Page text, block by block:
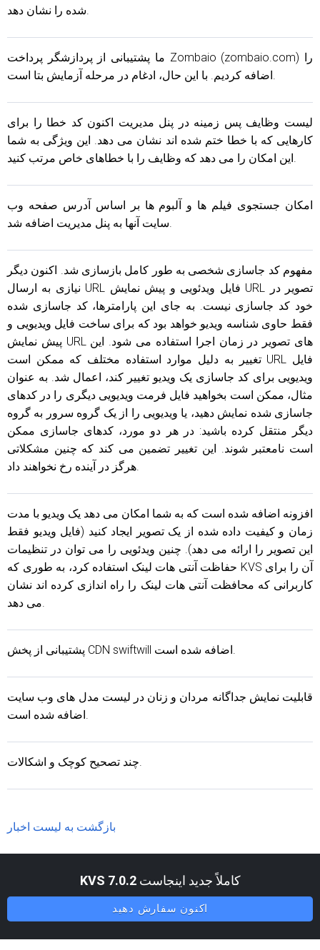
شده را نشان دهد.
ما پشتیبانی از پردازشگر پرداخت Zombaio (zombaio.com) را
اضافه کردیم. با این حال، ادغام در مرحله آزمایش بتا است.
لیست وظایف پس زمینه در پنل مدیریت اکنون کد خطا را برای
کارهایی که با خطا ختم شده اند نشان می دهد. این ویژگی به شما
این امکان را می دهد که وظایف را با خطاهای خاص مرتب کنید.
امکان جستجوی فیلم ها و آلبوم ها بر اساس آدرس صفحه وب
سایت آنها به پنل مدیریت اضافه شد.
مفهوم کد جاسازی شخصی به طور کامل بازسازی شد. اکنون دیگر
نیازی به ارسال URL فایل ویدئویی و پیش نمایش URL تصویر در
خود کد جاسازی نیست. به جای این پارامترها، کد جاسازی شده
فقط حاوی شناسه ویدیو خواهد بود که برای ساخت فایل ویدیویی و
پیش نمایش URL های تصویر در زمان اجرا استفاده می شود. این
تغییر به دلیل موارد استفاده مختلف که ممکن است URL فایل
ویدیویی برای کد جاسازی یک ویدیو تغییر کند، اعمال شد. به عنوان
مثال، ممکن است بخواهید فایل فرمت ویدیویی دیگری را در کدهای
جاسازی شده نمایش دهید، یا ویدیویی را از یک گروه سرور به گروه
دیگر منتقل کرده باشید: در هر دو مورد، کدهای جاسازی ممکن
است نامعتبر شوند. این تغییر تضمین می کند که چنین مشکلاتی
هرگز در آینده رخ نخواهند داد.
افزونه اضافه شده است که به شما امکان می دهد یک ویدیو با مدت
زمان و کیفیت داده شده از یک تصویر ایجاد کنید (فایل ویدیو فقط
این تصویر را ارائه می دهد). چنین ویدئویی را می توان در تنظیمات
حفاظت آنتی هات لینک استفاده کرد، به طوری که KVS آن را برای
کاربرانی که محافظت آنتی هات لینک را راه اندازی کرده اند نشان
می دهد.
پشتیبانی از پخش CDN swiftwill اضافه شده است.
قابلیت نمایش جداگانه مردان و زنان در لیست مدل های وب سایت
اضافه شده است.
چند تصحیح کوچک و اشکالات.
بازگشت به لیست اخبار
KVS 7.0.2 کاملاً جدید اینجاست
اکنون سفارش دهید